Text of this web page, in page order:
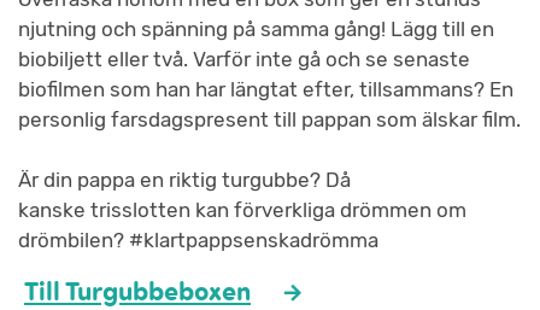
njutning och spänning på samma gång! Lägg till en
biobiljett eller två. Varför inte gå och se senaste
biofilmen som han har längtat efter, tillsammans? En
personlig farsdagspresent till pappan som älskar film.
Är din pappa en riktig turgubbe? Då
kanske trisslotten kan förverkliga drömmen om
drömbilen? #klartpappsenskadrömma
Till Turgubbeboxen